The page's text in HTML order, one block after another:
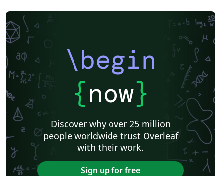
\begin
{now}
Discover why over 25 million
people worldwide trust Overleaf
with their work.
Sign up for free